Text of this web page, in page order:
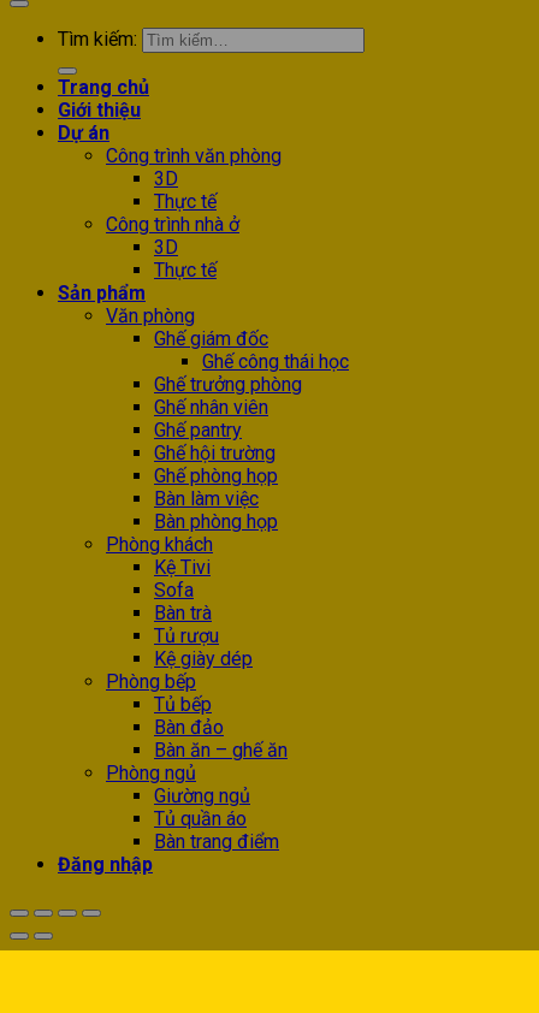
Tìm kiếm:
Trang chủ
Giới thiệu
Dự án
Công trình văn phòng
3D
Thực tế
Công trình nhà ở
3D
Thực tế
Sản phẩm
Văn phòng
Ghế giám đốc
Ghế công thái học
Ghế trưởng phòng
Ghế nhân viên
Ghế pantry
Ghế hội trường
Ghế phòng họp
Bàn làm việc
Bàn phòng họp
Phòng khách
Kệ Tivi
Sofa
Bàn trà
Tủ rượu
Kệ giày dép
Phòng bếp
Tủ bếp
Bàn đảo
Bàn ăn – ghế ăn
Phòng ngủ
Giường ngủ
Tủ quần áo
Bàn trang điểm
Đăng nhập